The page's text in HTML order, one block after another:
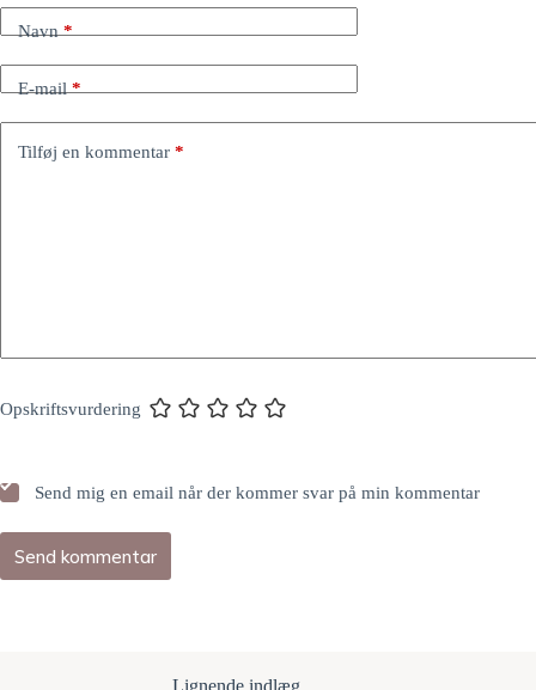
Navn*
E-mail*
Tilføj en kommentar *
Opskriftsvurdering
Send mig en email når der kommer svar på min kommentar
Send kommentar